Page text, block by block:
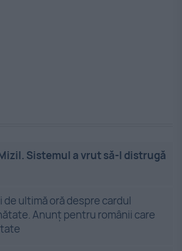
Sistemul a vrut să-l distrugă
de ultimă oră despre cardul
Anunț pentru românii care